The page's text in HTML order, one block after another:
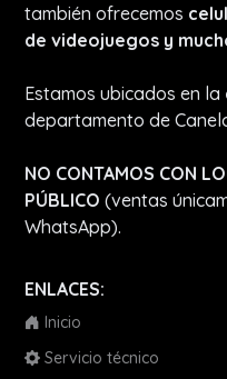
también ofrecemos
de videojuegos y
Estamos ubicados en la
departamento de
NO CONTAMOS CON
PÚBLICO (ventas
WhatsApp).
ENLACES:
Inicio
Servicio técnico